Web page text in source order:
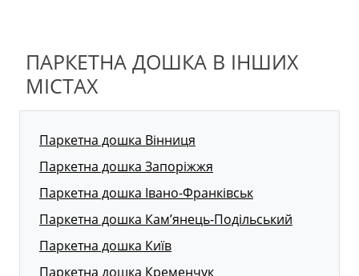
ПАРКЕТНА ДОШКА В ІНШИХ
МІСТАХ
Паркетна дошка Вінниця
Паркетна дошка Запоріжжя
Паркетна дошка Івано-Франківськ
Паркетна дошка Кам’янець-Подільський
Паркетна дошка Київ
Паркетна дошка Кременчук